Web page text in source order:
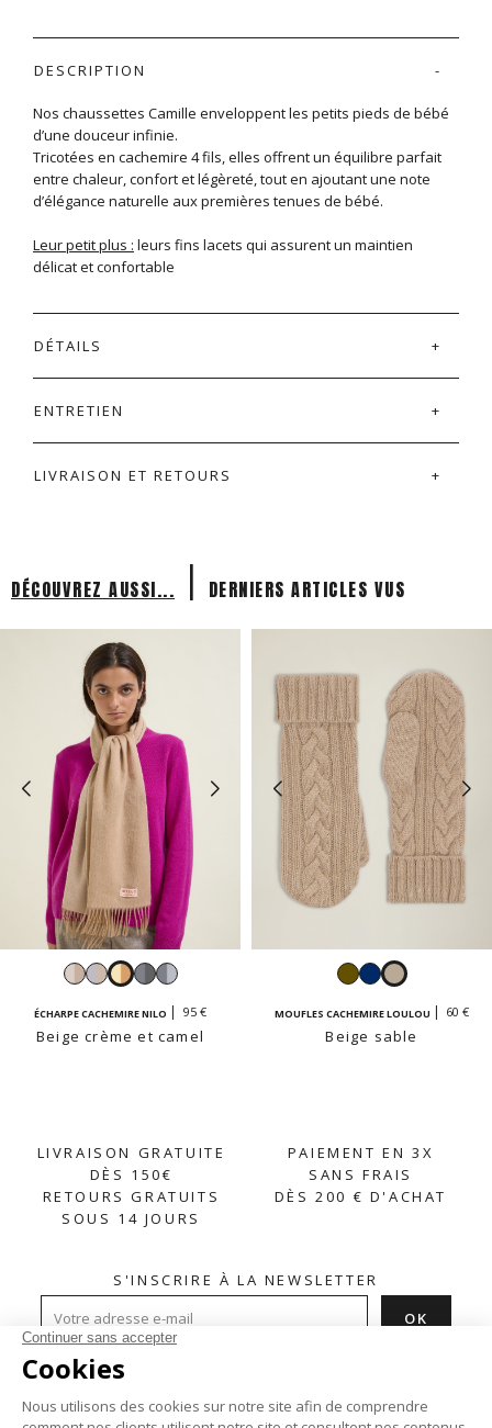
DESCRIPTION
Nos chaussettes Camille enveloppent les petits pieds de bébé
d’une douceur infinie.
Tricotées en cachemire 4 fils, elles offrent un équilibre parfait
entre chaleur, confort et légèreté, tout en ajoutant une note
d’élégance naturelle aux premières tenues de bébé.
Leur petit plus : leurs fins lacets qui assurent un maintien
délicat et confortable
DÉTAILS
ENTRETIEN
LIVRAISON ET RETOURS
DÉCOUVREZ AUSSI... | DERNIERS ARTICLES VUS
Bicolore
Gris
beige
Beige
et
camel
Bicolore
anthracite
Bicolore
perle
ÉCHARPE CACHEMIRE NILO 95 €
Beige crème et camel
KakiNavyBeige
MOUFLES CACHEMIRE LOULOU 60 €
Beige sable
LIVRAISON GRATUITE
DÈS 150€
RETOURS GRATUITS
SOUS 14 JOURS
PAIEMENT EN 3X
SANS FRAIS
DÈS 200 € D'ACHAT
S'INSCRIRE À LA NEWSLETTER
AIDE 